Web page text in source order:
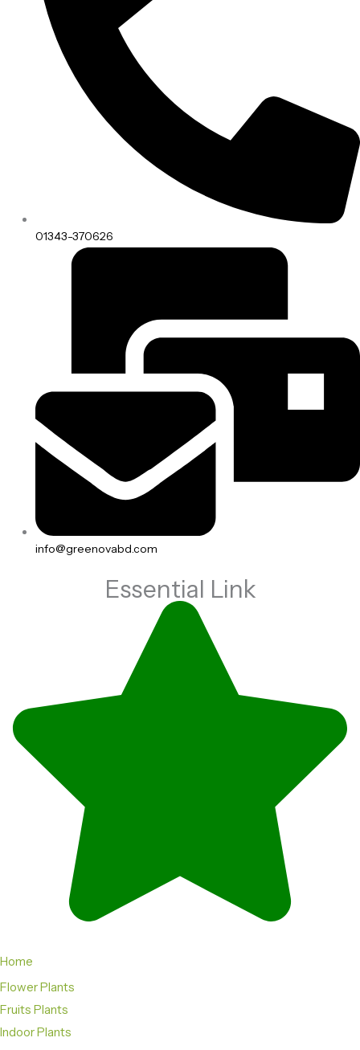
01343-370626
info@greenovabd.com
Essential Link
Home
Flower Plants
Fruits Plants
Indoor Plants